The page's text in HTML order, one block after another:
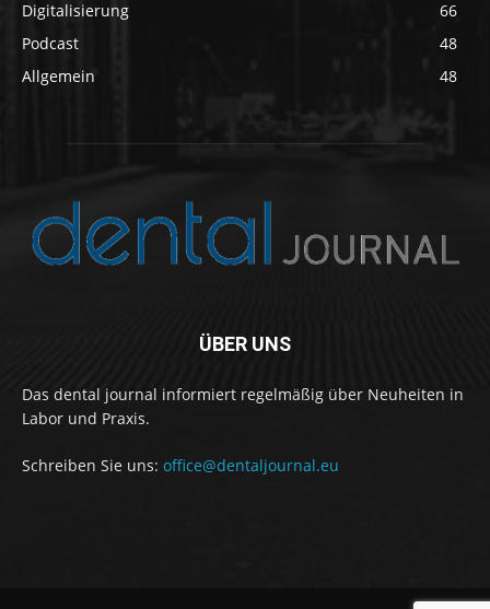
Digitalisierung
66
Podcast
48
Allgemein
48
ÜBER UNS
Das dental journal informiert regelmäßig über Neuheiten in
Labor und Praxis.
Schreiben Sie uns: office@dentaljournal.eu